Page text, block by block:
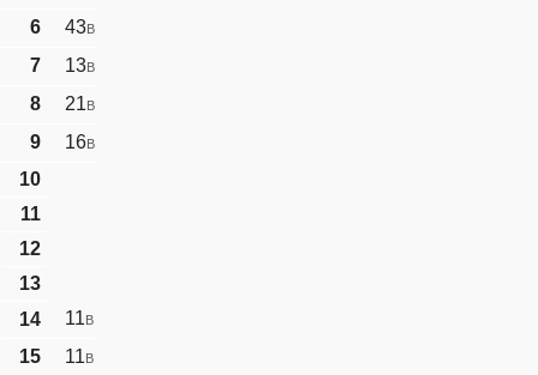
6 43B
7 13B
8 21B
9 16B
10
11
12
13
14
11B
15 11B